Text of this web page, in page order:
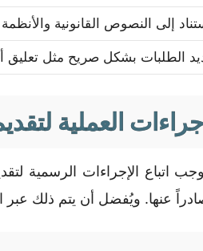
إلى النصوص القانونية
الطلبات بشكل صريح مثل تعليق
العملية
اتباع الإجراءات الرسمية
عنها. ويُفضل أن يتم ذلك